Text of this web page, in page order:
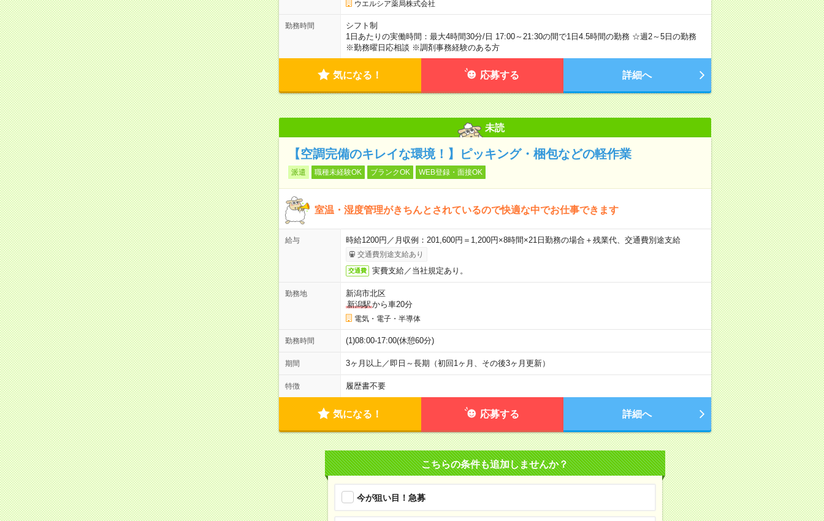
ウエルシア薬局株式会社
勤務時間
シフト制
1日あたりの実働時間：最大4時間30分/日 17:00～21:30の間で1日4.5時間の勤務 ☆週2～5日の勤務
※勤務曜日応相談 ※調剤事務経験のある方
気になる！ 応募する 詳細へ
未読
【空調完備のキレイな環境！】ピッキング・梱包などの軽作業
派遣 職種未経験OK ブランクOK WEB登録・面接OK
室温・湿度管理がきちんとされているので快適な中でお仕事できます
給与 時給1200円／月収例：201,600円＝1,200円×8時間×21日勤務の場合＋残業代、交通費別途支給
交通費別途支給あり
交通費 実費支給／当社規定あり。
勤務地
新潟市北区
新潟駅から車20分
電気・電子・半導体
勤務時間 (1)08:00-17:00(休憩60分)
期間 3ヶ月以上／即日～長期（初回1ヶ月、その後3ヶ月更新）
特徴 履歴書不要
気になる！ 応募する 詳細へ
こちらの条件も追加しませんか？
今が狙い目！急募